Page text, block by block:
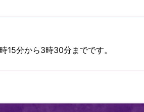
15分から3時30分までです。